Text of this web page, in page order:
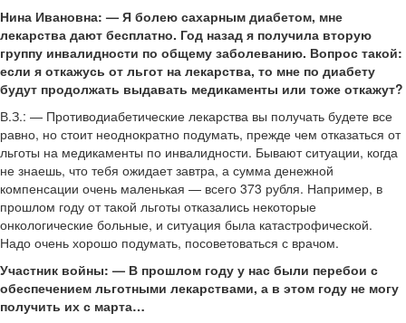
Нина Ивановна: — Я болею сахарным диабетом, мне
лекарства дают бесплатно. Год назад я получила вторую
группу инвалидности по общему заболеванию. Вопрос такой:
если я откажусь от льгот на лекарства, то мне по диабету
будут продолжать выдавать медикаменты или тоже откажут?
В.З.: — Противодиабетические лекарства вы получать будете все
равно, но стоит неоднократно подумать, прежде чем отказаться от
льготы на медикаменты по инвалидности. Бывают ситуации, когда
не знаешь, что тебя ожидает завтра, а сумма денежной
компенсации очень маленькая — всего 373 рубля. Например, в
прошлом году от такой льготы отказались некоторые
онкологические больные, и ситуация была катастрофической.
Надо очень хорошо подумать, посоветоваться с врачом.
Участник войны: — В прошлом году у нас были перебои с
обеспечением льготными лекарствами, а в этом году не могу
получить их с марта…